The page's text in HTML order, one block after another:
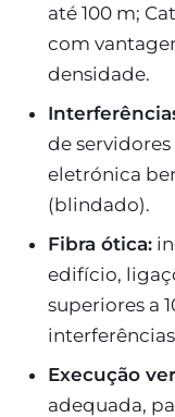
até 100 m;
com
densidade.
de
eletrónica
(blindado).
Fibra ótica:
edifício,
superiores a
Execução
adequada,